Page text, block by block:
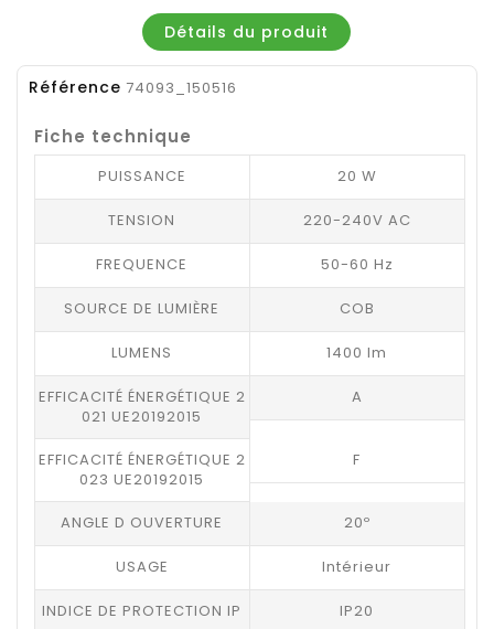
Détails du produit
Référence 74093_150516
Fiche technique
PUISSANCE 20 W
TENSION 220-240V AC
FREQUENCE 50-60 Hz
SOURCE DE LUMIÈRE COB
LUMENS 1400 lm
EFFICACITÉ ÉNERGÉTIQUE 2
021 UE20192015
A
EFFICACITÉ ÉNERGÉTIQUE 2
023 UE20192015
F
ANGLE D OUVERTURE 20º
USAGE Intérieur
INDICE DE PROTECTION IP IP20